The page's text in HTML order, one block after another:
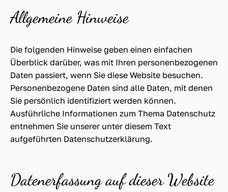
Allgemeine Hinweise
Die folgenden Hinweise geben einen einfachen
Überblick darüber, was mit Ihren personenbezogenen
Daten passiert, wenn Sie diese Website besuchen.
Personenbezogene Daten sind alle Daten, mit denen
Sie persönlich identifiziert werden können.
Ausführliche Informationen zum Thema Datenschutz
entnehmen Sie unserer unter diesem Text
aufgeführten Datenschutzerklärung.
Datenerfassung auf dieser Website